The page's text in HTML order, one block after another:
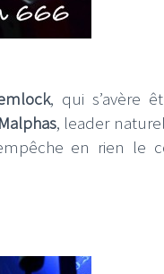
, qui s’avère
, leader
en rien le